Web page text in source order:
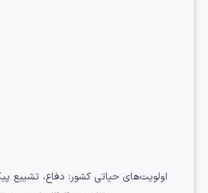
اولویت‌های حیاتی کشور: دفاع، تشییع